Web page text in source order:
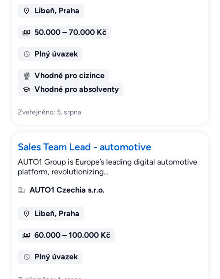
Libeň, Praha
50.000 – 70.000 Kč
Plný úvazek
Vhodné pro cizince
Vhodné pro absolventy
Zveřejněno: 5. srpna
Sales Team Lead - automotive
AUTO1 Group is Europe’s leading digital automotive
platform, revolutionizing…
AUTO1 Czechia s.r.o.
Libeň, Praha
60.000 – 100.000 Kč
Plný úvazek